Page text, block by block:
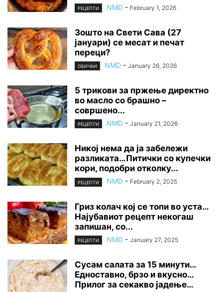
РЕЦЕПТИ NMD - February 1, 2026
Зошто на Свети Сава (27
јануари) се месат и печат
переци?
ОБИЧАИ NMD - January 26, 2026
5 трикови за пржење директно
во масло со брашно –
совршено...
РЕЦЕПТИ NMD - January 21, 2026
Никој нема да ја забележи
разликата…Питички со купечки
кори, подобри отколку...
РЕЦЕПТИ NMD - February 2, 2025
Гриз колач кој се топи во уста…
Најубавиот рецепт некогаш
запишан, со...
РЕЦЕПТИ NMD - January 27, 2025
Сусам салата за 15 минути…
Едноставно, брзо и вкусно…
Прилог за секакво јадење…